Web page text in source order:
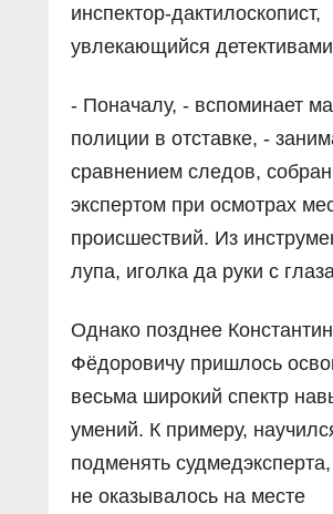
инспектор-дактилоскопист,
увлекающийся
- Поначалу, - вспоминает
полиции в отставке, -
сравнением следов,
экспертом при осмотрах
происшествий. Из
лупа, иголка да руки с
Однако позднее
Фёдоровичу пришлось
весьма широкий спектр
умений. К примеру,
подменять
не оказывалось на месте